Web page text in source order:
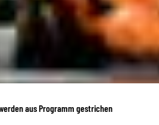
aus Programm gestrichen